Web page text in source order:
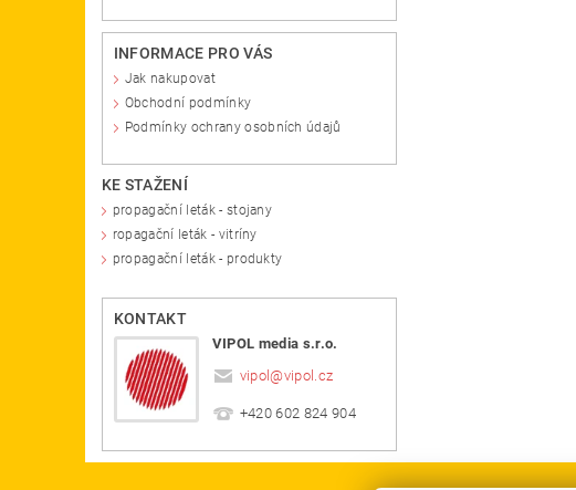
INFORMACE PRO VÁS
Jak nakupovat
Obchodní podmínky
Podmínky ochrany osobních údajů
KE STAŽENÍ
propagační leták - stojany
ropagační leták - vitríny
propagační leták - produkty
KONTAKT
VIPOL media s.r.o.
vipol@vipol.cz
+420 602 824 904